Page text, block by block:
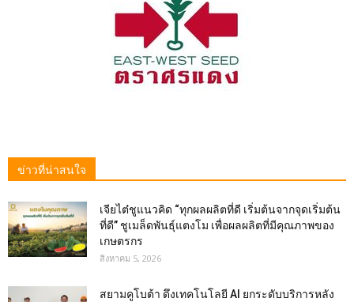
ข่าวที่น่าสนใจ
เจียไต๋ชูแนวคิด “ทุกผลผลิตที่ดี เริ่มต้นจากจุดเริ่มต้น
ที่ดี” ชูเมล็ดพันธุ์แตงโม เพื่อผลผลิตที่มีคุณภาพของ
เกษตรกร
สิงหาคม 5, 2026
สยามคูโบต้า ดึงเทคโนโลยี AI ยกระดับบริการหลัง